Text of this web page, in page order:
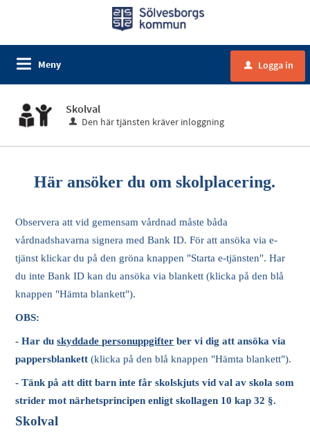
Meny u Logga in
Skolval
Den här tjänsten kräver inloggning
Här ansöker du om skolplacering.
Observera att vid gemensam vårdnad måste båda
vårdnadshavarna signera med Bank ID. För att ansöka via e-
tjänst klickar du på den gröna knappen "Starta e-tjänsten". Har
du inte Bank ID kan du ansöka via blankett (klicka på den blå
knappen "Hämta blankett").
OBS:
- Har duskyddade personuppgifter ber vi dig att ansöka via
pappersblankett(klicka på den blå knappen "Hämta blankett").
- Tänk på att ditt barn inte får skolskjuts vid val av skola som
strider mot närhetsprincipen enligt skollagen 10 kap 32 §.
Skolval